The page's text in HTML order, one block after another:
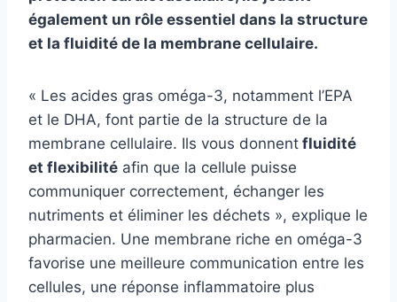
également un rôle essentiel dans la structure
et la fluidité de la membrane cellulaire.
« Les acides gras oméga-3, notamment l’EPA
et le DHA, font partie de la structure de la
membrane cellulaire. Ils vous donnent fluidité
et flexibilité afin que la cellule puisse
communiquer correctement, échanger les
nutriments et éliminer les déchets », explique le
pharmacien. Une membrane riche en oméga-3
favorise une meilleure communication entre les
cellules, une réponse inflammatoire plus